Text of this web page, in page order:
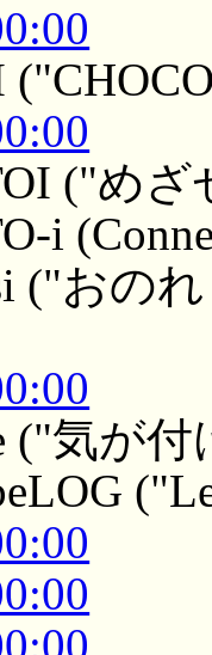
("め
i
("おの
("気が